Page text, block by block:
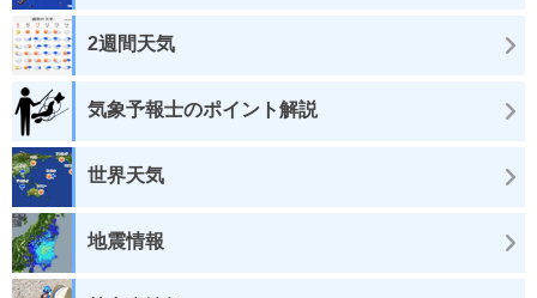
2週間天気
気象予報士のポイント解説
世界天気
地震情報